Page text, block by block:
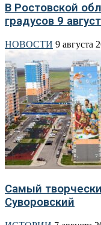
В Ростовской
градусов 9
НОВОСТИ 9 августа
Самый
Суворовский